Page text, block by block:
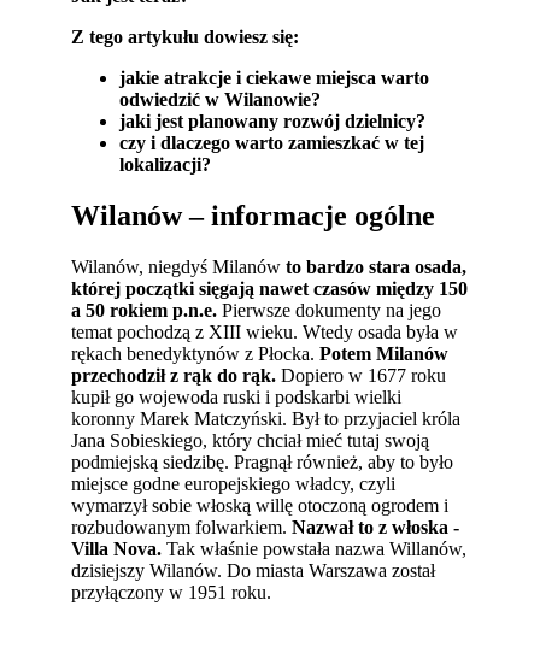
Z tego artykułu dowiesz się:
jakie atrakcje i ciekawe miejsca warto
odwiedzić w Wilanowie?
jaki jest planowany rozwój dzielnicy?
czy i dlaczego warto zamieszkać w tej
lokalizacji?
Wilanów – informacje ogólne
Wilanów, niegdyś Milanówto bardzo stara osada,
której początki sięgają nawet czasów między 150
a 50 rokiem p.n.e. Pierwsze dokumenty na jego
temat pochodzą z XIII wieku. Wtedy osada była w
rękach benedyktynów z Płocka.Potem Milanów
przechodził z rąk do rąk. Dopiero w 1677 roku
kupił go wojewoda ruski i podskarbi wielki
koronny Marek Matczyński. Był to przyjaciel króla
Jana Sobieskiego, który chciał mieć tutaj swoją
podmiejską siedzibę. Pragnął również, aby to było
miejsce godne europejskiego władcy, czyli
wymarzył sobie włoską willę otoczoną ogrodem i
rozbudowanym folwarkiem.Nazwał to z włoska -
Villa Nova. Tak właśnie powstała nazwa Willanów,
dzisiejszy Wilanów. Do miasta Warszawa został
przyłączony w 1951 roku.